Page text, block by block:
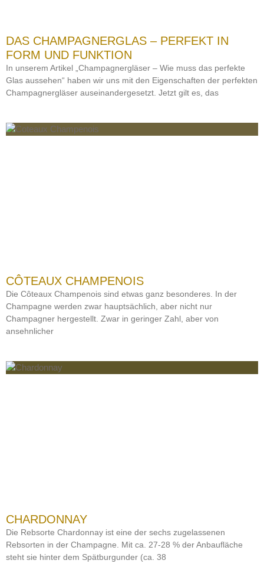
DAS CHAMPAGNERGLAS – PERFEKT IN
FORM UND FUNKTION
In unserem Artikel „Champagnergläser – Wie muss das perfekte
Glas aussehen“ haben wir uns mit den Eigenschaften der perfekten
Champagnergläser auseinandergesetzt. Jetzt gilt es, das
CÔTEAUX CHAMPENOIS
Die Côteaux Champenois sind etwas ganz besonderes. In der
Champagne werden zwar hauptsächlich, aber nicht nur
Champagner hergestellt. Zwar in geringer Zahl, aber von
ansehnlicher
CHARDONNAY
Die Rebsorte Chardonnay ist eine der sechs zugelassenen
Rebsorten in der Champagne. Mit ca. 27-28 % der Anbaufläche
steht sie hinter dem Spätburgunder (ca. 38